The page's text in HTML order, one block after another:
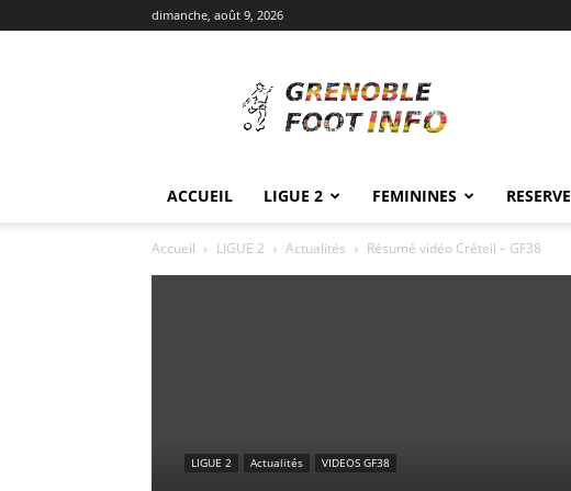
dimanche, août 9, 2026
Foot
Info
ACCUEIL LIGUE 2 FEMININES RESERVE
Accueil LIGUE 2 Actualités Résumé vidéo Créteil – GF38
LIGUE 2 Actualités VIDEOS GF38